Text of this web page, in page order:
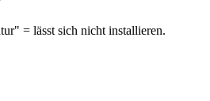
= lässt sich nicht installieren.